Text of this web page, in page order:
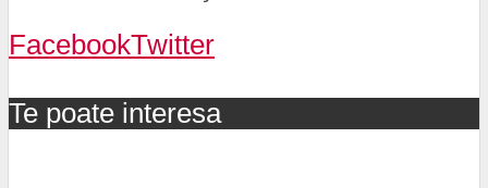
FacebookTwitter
Te poate interesa